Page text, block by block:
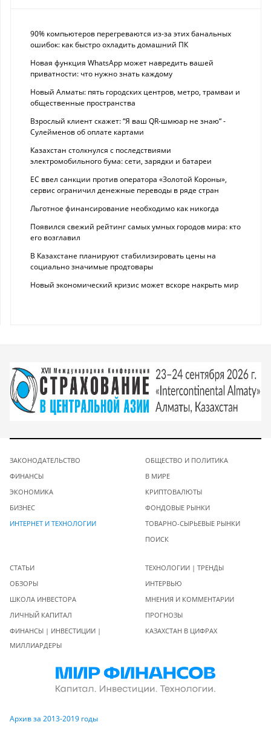
90% компьютеров перегреваются из-за этих банальных
ошибок: как быстро охладить домашний ПК
Новая функция WhatsApp может навредить вашей
приватности: что нужно знать каждому
Новый Алматы: пять городских центров, метро, трамваи и
общественные пространства
Взрослый клиент скажет: “Я ваш QR-шмюар не знаю“ -
Сулейменов об оплате картами
Казахстан столкнулся с последствиями
электромобильного бума: сети, зарядки и батареи
ЕС ввел санкции против оператора «Золотой Короны»,
сервис ограничил денежные переводы в ряде стран
Льготное финансирование необходимо как никогда
Появился свежий рейтинг самых умных городов мира: кто
его возглавил
В Казахстане планируют стабилизировать цены на
социально значимые продтовары
Новый экономический кризис может вскоре накрыть мир
ЗАКОНОДАТЕЛЬСТВО
ФИНАНСЫ
ЭКОНОМИКА
БИЗНЕС
ИНТЕРНЕТ И ТЕХНОЛОГИИ
ОБЩЕСТВО И ПОЛИТИКА
В МИРЕ
КРИПТОВАЛЮТЫ
ФОНДОВЫЕ РЫНКИ
ТОВАРНО-СЫРЬЕВЫЕ РЫНКИ
ПОИСК
СТАТЬИ
ОБЗОРЫ
ШКОЛА ИНВЕСТОРА
ЛИЧНЫЙ КАПИТАЛ
ФИНАНСЫ | ИНВЕСТИЦИИ |
МИЛЛИАРДЕРЫ
ТЕХНОЛОГИИ | ТРЕНДЫ
ИНТЕРВЬЮ
МНЕНИЯ И КОММЕНТАРИИ
ПРОГНОЗЫ
КАЗАХСТАН В ЦИФРАХ
Архив за 2013-2019 годы